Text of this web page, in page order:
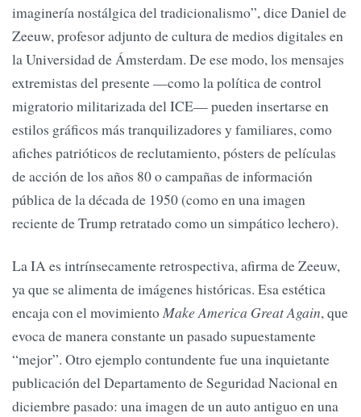
imaginería nostálgica del tradicionalismo”, dice Daniel de
Zeeuw, profesor adjunto de cultura de medios digitales en
la Universidad de Ámsterdam. De ese modo, los mensajes
extremistas del presente —como la política de control
migratorio militarizada del ICE— pueden insertarse en
estilos gráficos más tranquilizadores y familiares, como
afiches patrióticos de reclutamiento, pósters de películas
de acción de los años 80 o campañas de información
pública de la década de 1950 (como en una imagen
reciente de Trump retratado como un simpático lechero).
La IA es intrínsecamente retrospectiva, afirma de Zeeuw,
ya que se alimenta de imágenes históricas. Esa estética
encaja con el movimientoMake America Great Again, que
evoca de manera constante un pasado supuestamente
“mejor”. Otro ejemplo contundente fue una inquietante
publicación del Departamento de Seguridad Nacional en
diciembre pasado: una imagen de un auto antiguo en una